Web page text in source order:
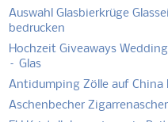
Auswahl Glasbierkrüge
bedrucken
Hochzeit Giveaways
– Glas
Antidumping Zölle auf China
Aschenbecher